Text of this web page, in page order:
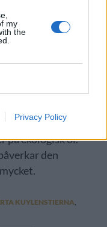
my
the
Privacy Policy
på att ha mer
men ser gärna
lagt för
på ekologisk öl.
den
KUYLENSTIERNA,